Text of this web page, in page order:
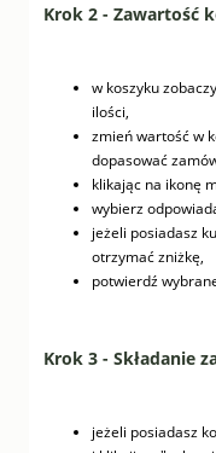
Krok 2 - Zawartość
w koszyku
ilości,
zmień wartość w
dopasować
klikając na ikonę
wybierz
jeżeli posiadasz
otrzymać zniżkę,
potwierdź
Krok 3 - Składanie
jeżeli posiadasz